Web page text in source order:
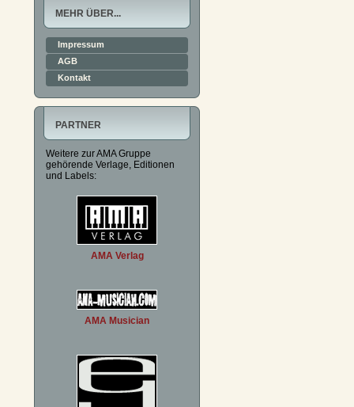
MEHR ÜBER...
Impressum
AGB
Kontakt
PARTNER
Weitere zur AMA Gruppe
gehörende Verlage, Editionen
und Labels:
AMA Verlag
AMA Musician